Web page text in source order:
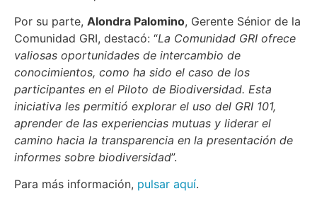
Por su parte, Alondra Palomino, Gerente Sénior de la
Comunidad GRI, destacó: “La Comunidad GRI ofrece
valiosas oportunidades de intercambio de
conocimientos, como ha sido el caso de los
participantes en el Piloto de Biodiversidad. Esta
iniciativa les permitió explorar el uso del GRI 101,
aprender de las experiencias mutuas y liderar el
camino hacia la transparencia en la presentación de
informes sobre biodiversidad”.
Para más información, pulsar aquí.